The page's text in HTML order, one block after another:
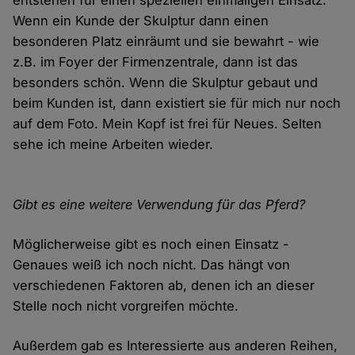
Wenn ein Kunde der Skulptur dann einen
besonderen Platz einräumt und sie bewahrt - wie
z.B. im Foyer der Firmenzentrale, dann ist das
besonders schön. Wenn die Skulptur gebaut und
beim Kunden ist, dann existiert sie für mich nur noch
auf dem Foto. Mein Kopf ist frei für Neues. Selten
sehe ich meine Arbeiten wieder.
Gibt es eine weitere Verwendung für das Pferd?
Möglicherweise gibt es noch einen Einsatz -
Genaues weiß ich noch nicht. Das hängt von
verschiedenen Faktoren ab, denen ich an dieser
Stelle noch nicht vorgreifen möchte.
Außerdem gab es Interessierte aus anderen Reihen,